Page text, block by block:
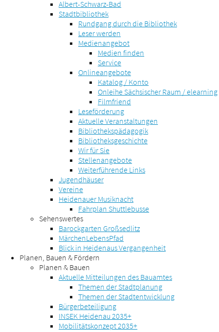
Albert-Schwarz-Bad
Stadtbibliothek
Rundgang durch die Bibliothek
Leser werden
Medienangebot
Medien finden
Service
Onlineangebote
Katalog / Konto
Onleihe Sächsischer Raum / elearning
Filmfriend
Leseförderung
Aktuelle Veranstaltungen
Bibliothekspädagogik
Bibliotheksgeschichte
Wir für Sie
Stellenangebote
Weiterführende Links
Jugendhäuser
Vereine
Heidenauer Musiknacht
Fahrplan Shuttlebusse
Sehenswertes
Barockgarten Großsedlitz
MärchenLebensPfad
Blick in Heidenaus Vergangenheit
Planen, Bauen & Fördern
Planen & Bauen
Aktuelle Mitteilungen des Bauamtes
Themen der Stadtplanung
Themen der Stadtentwicklung
Bürgerbeteiligung
INSEK Heidenau 2035+
Mobilitätskonzept 2035+